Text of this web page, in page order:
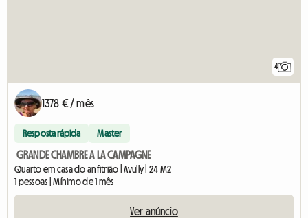
4
1378 € / mês
Resposta rápida Master
GRANDE CHAMBRE A LA CAMPAGNE
Quarto em casa do anfitrião | Avully | 24 M2
1 pessoas | Mínimo de 1 mês
Ver anúncio